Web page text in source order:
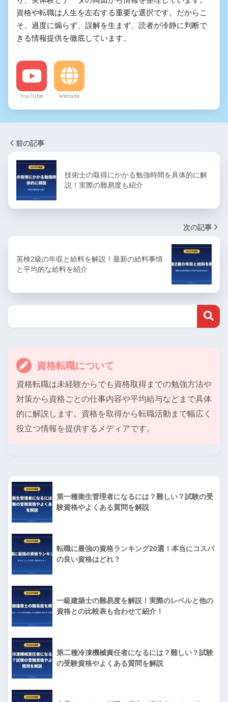
資格や転職は人生を左右する重要な選択です。だからこ
そ、過度に煽らず、誤解を生まず、読者が冷静に判断で
きる情報提供を徹底しています。
YouTube Website
前の記事
技術士の取得にかかる勉強時間を具体的に解
説！実際の難易度も紹介
次の記事
英検2級の年収と給料を解説！最新の給料事情
と平均的な給料を紹介
資格転職について
資格転職は未経験からでも資格取得までの勉強方法や
対策から資格ごとの仕事内容や平均給与などまで具体
的に解説します。資格を取得から転職活動まで幅広く
役立つ情報を提供するメディアです。
第一種衛生管理者になるには？難しい？試験の受
験資格やよくある質問を解説
転職に最強の資格ランキング20選！本当にコスパ
の良い資格はどれ？
一級建築士の難易度を解説！実際のレベルと他の
資格との比較表も合わせて紹介！
第二種冷凍機械責任者になるには？難しい？試験
の受験資格やよくある質問を解説